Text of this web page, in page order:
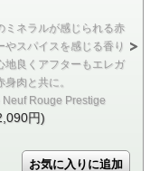
ミネラルが感じられる赤
やスパイスを感じる香り
地良くアフターもエレガ
肉と共に。
Rouge Prestige
円)